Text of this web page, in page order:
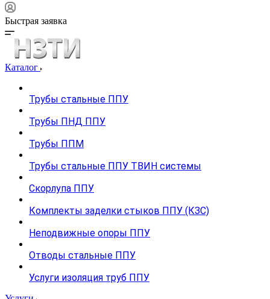
Быстрая заявка
Каталог
Трубы стальные ППУ
Трубы ПНД ППУ
Трубы ППМ
Трубы стальные ППУ ТВИН системы
Скорлупа ППУ
Комплекты заделки стыков ППУ (КЗС)
Неподвижные опоры ППУ
Отводы стальные ППУ
Услуги изоляция труб ППУ